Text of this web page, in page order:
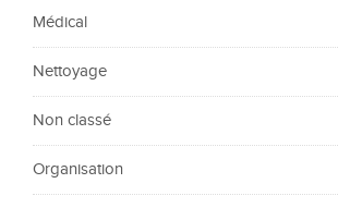
Médical
Nettoyage
Non classé
Organisation